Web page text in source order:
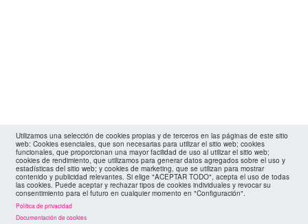
Utilizamos una selección de cookies propias y de terceros en las páginas de este sitio
web: Cookies esenciales, que son necesarias para utilizar el sitio web; cookies
funcionales, que proporcionan una mayor facilidad de uso al utilizar el sitio web;
cookies de rendimiento, que utilizamos para generar datos agregados sobre el uso y
estadísticas del sitio web; y cookies de marketing, que se utilizan para mostrar
contenido y publicidad relevantes. Si elige "ACEPTAR TODO", acepta el uso de todas
las cookies. Puede aceptar y rechazar tipos de cookies individuales y revocar su
consentimiento para el futuro en cualquier momento en "Configuración".
Política de privacidad
Documentación de cookies